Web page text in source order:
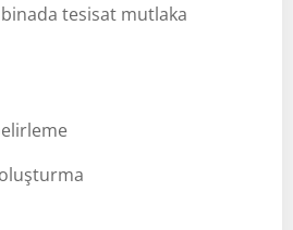
tesisat mutlaka